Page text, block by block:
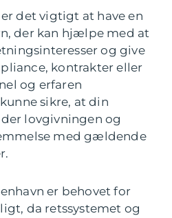
det vigtigt at have en
der kan hjælpe med at
og give
kontrakter eller
og erfaren
sikre, at din
lovgivningen og
med gældende
er behovet for
da retssystemet og